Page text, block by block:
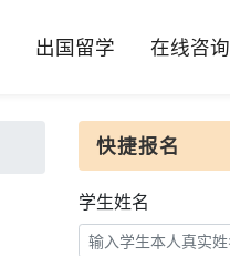
出国留学 在线咨询
快捷报名
学生姓名